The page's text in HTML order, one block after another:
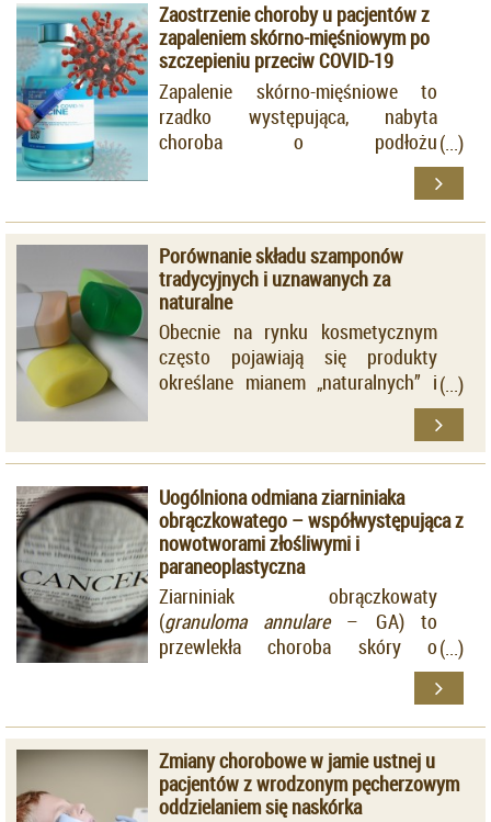
Zaostrzenie choroby u pacjentów z
zapaleniem skórno-mięśniowym po
szczepieniu przeciw COVID-19
Zapalenie skórno-mięśniowe to
rzadko występująca, nabyta
choroba o podłożu
autoimmunologicznym, zaliczana
do tak zwanych idiopatycznych
miopatii zapalnych.
Porównanie składu szamponów
tradycyjnych i uznawanych za
naturalne
Obecnie na rynku kosmetycznym
często pojawiają się produkty
określane mianem „naturalnych” i
„czystych”, przy czym nie są to
Uogólniona odmiana ziarniniaka
obrączkowatego – współwystępująca z
nowotworami złośliwymi i
paraneoplastyczna
Ziarniniak obrączkowaty
(granuloma annulare– GA) to
przewlekła choroba skóry o
łagodnym charakterze, najczęściej z
tendencją do samoistnej remisji i
nawrotów.
Zmiany chorobowe w jamie ustnej u
pacjentów z wrodzonym pęcherzowym
oddzielaniem się naskórka